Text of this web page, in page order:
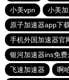
小美vpn
小美
原子加速器app下
手机外国加速器官
银河加速器ins免费
飞速加速器
啊